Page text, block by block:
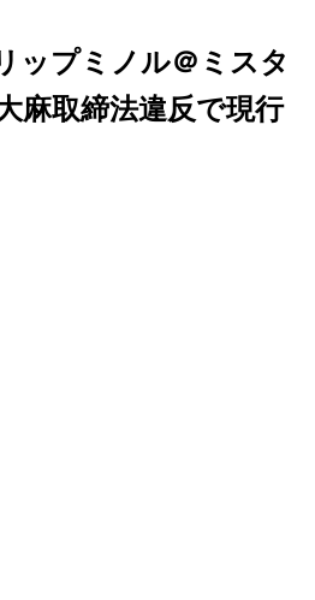
ップミノル＠ミスタ
麻取締法違反で現行